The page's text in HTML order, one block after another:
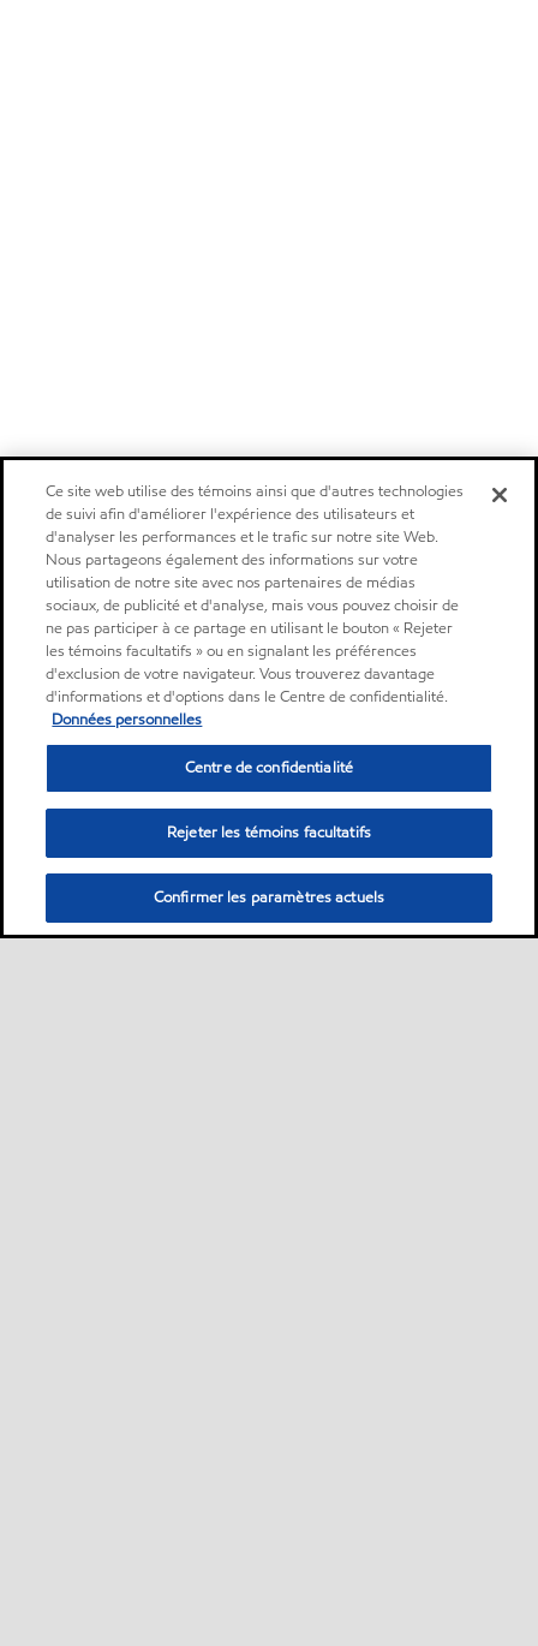
Ce site web utilise des témoins ainsi que d'autres technologies
de suivi afin d'améliorer l'expérience des utilisateurs et
d'analyser les performances et le trafic sur notre site Web.
Nous partageons également des informations sur votre
utilisation de notre site avec nos partenaires de médias
sociaux, de publicité et d'analyse, mais vous pouvez choisir de
ne pas participer à ce partage en utilisant le bouton « Rejeter
les témoins facultatifs » ou en signalant les préférences
d'exclusion de votre navigateur. Vous trouverez davantage
d'informations et d'options dans le Centre de confidentialité.
Données personnelles
Centre de confidentialité
Rejeter les témoins facultatifs
Confirmer les paramètres actuels